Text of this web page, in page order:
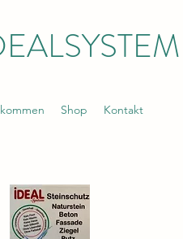
Shop Kontakt